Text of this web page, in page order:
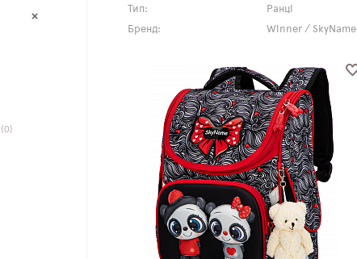
(0)
Тип:
Ранці
Бренд:
Winner / SkyName